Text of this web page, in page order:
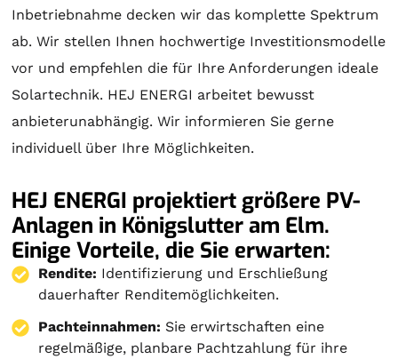
Inbetriebnahme decken wir das komplette Spektrum
ab. Wir stellen Ihnen hochwertige Investitionsmodelle
vor und empfehlen die für Ihre Anforderungen ideale
Solartechnik. HEJ ENERGI arbeitet bewusst
anbieterunabhängig. Wir informieren Sie gerne
individuell über Ihre Möglichkeiten.
HEJ ENERGI projektiert größere PV-
Anlagen in Königslutter am Elm.
Einige Vorteile, die Sie erwarten:
Rendite: Identifizierung und Erschließung
dauerhafter Renditemöglichkeiten.
Pachteinnahmen: Sie erwirtschaften eine
regelmäßige, planbare Pachtzahlung für ihre